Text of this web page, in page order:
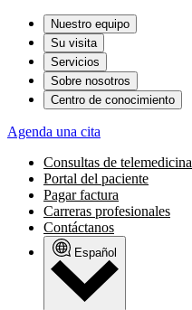
Nuestro equipo
Su visita
Servicios
Sobre nosotros
Centro de conocimiento
Agenda una cita
Consultas de telemedicina
Portal del paciente
Pagar factura
Carreras profesionales
Contáctanos
Español